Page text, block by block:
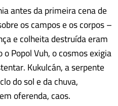
antes da primeira cena de
os campos e os corpos –
e colheita destruída eram
Popol Vuh, o cosmos exigia
Kukulcán, a serpente
do sol e da chuva,
oferenda, caos.